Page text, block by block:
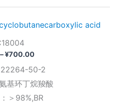
acid
–¥700.00价
范
围：
¥240.00
至
22264-50-2
基环丁烷羧酸
＞98%,BR